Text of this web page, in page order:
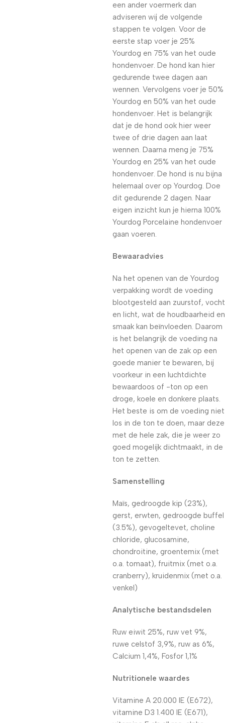
een ander voermerk dan
adviseren wij de volgende
stappen te volgen. Voor de
eerste stap voer je 25%
Yourdog en 75% van het oude
hondenvoer. De hond kan hier
gedurende twee dagen aan
wennen. Vervolgens voer je 50%
Yourdog en 50% van het oude
hondenvoer. Het is belangrijk
dat je de hond ook hier weer
twee of drie dagen aan laat
wennen. Daarna meng je 75%
Yourdog en 25% van het oude
hondenvoer. De hond is nu bijna
helemaal over op Yourdog. Doe
dit gedurende 2 dagen. Naar
eigen inzicht kun je hierna 100%
Yourdog Porcelaine hondenvoer
gaan voeren.
Bewaaradvies
Na het openen van de Yourdog
verpakking wordt de voeding
blootgesteld aan zuurstof, vocht
en licht, wat de houdbaarheid en
smaak kan beïnvloeden. Daarom
is het belangrijk de voeding na
het openen van de zak op een
goede manier te bewaren, bij
voorkeur in een luchtdichte
bewaardoos of -ton op een
droge, koele en donkere plaats.
Het beste is om de voeding niet
los in de ton te doen, maar deze
met de hele zak, die je weer zo
goed mogelijk dichtmaakt, in de
ton te zetten.
Samenstelling
Maïs, gedroogde kip (23%),
gerst, erwten, gedroogde buffel
(3.5%), gevogeltevet, choline
chloride, glucosamine,
chondroitine, groentemix (met
o.a. tomaat), fruitmix (met o.a.
cranberry), kruidenmix (met o.a.
venkel)
Analytische bestandsdelen
Ruw eiwit 25%, ruw vet 9%,
ruwe celstof 3,9%, ruw as 6%,
Calcium 1,4%, Fosfor 1,1%
Nutritionele waardes
Vitamine A 20.000 IE (E672),
vitamine D3 1.400 IE (E671),